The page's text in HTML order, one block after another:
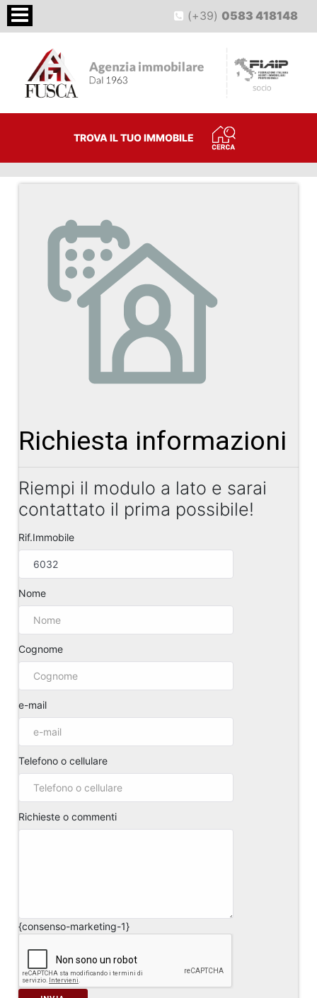
(+39)0583 418148
TROVA IL TUO IMMOBILE
Richiesta informazioni
Riempi il modulo a lato e sarai
contattato il prima possibile!
Rif.Immobile
Nome
Cognome
e-mail
Telefono o cellulare
Richieste o commenti
{consenso-marketing-1}